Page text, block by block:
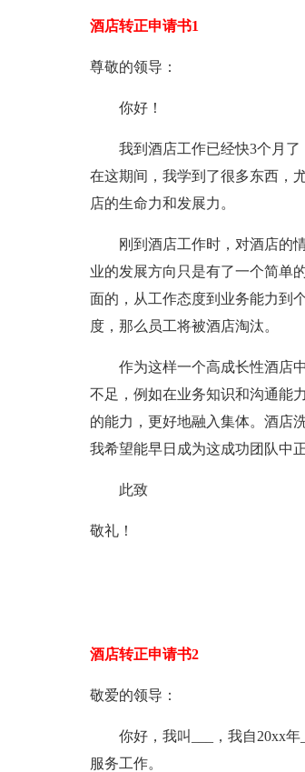
酒店转正申请书1
尊敬的领导：
你好！
我到酒店工作已经快3个月了
在这期间，我学到了很多东西，
店的生命力和发展力。
刚到酒店工作时，对酒店的情
业的发展方向只是有了一个简单
面的，从工作态度到业务能力到
度，那么员工将被酒店淘汰。
作为这样一个高成长性酒店中
不足，例如在业务知识和沟通能
的能力，更好地融入集体。酒店
我希望能早日成为这成功团队中
此致
敬礼！
酒店转正申请书2
敬爱的领导：
你好，我叫___，我自20xx年_
服务工作。